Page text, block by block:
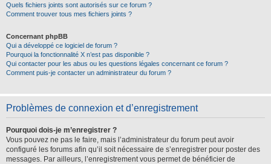
Quels fichiers joints sont autorisés sur ce forum ?
Comment trouver tous mes fichiers joints ?
Concernant phpBB
Qui a développé ce logiciel de forum ?
Pourquoi la fonctionnalité X n’est pas disponible ?
Qui contacter pour les abus ou les questions légales concernant ce forum ?
Comment puis-je contacter un administrateur du forum ?
Problèmes de connexion et d’enregistrement
Pourquoi dois-je m’enregistrer ?
Vous pouvez ne pas le faire, mais l’administrateur du forum peut avoir
configuré les forums afin qu’il soit nécessaire de s’enregistrer pour poster des
messages. Par ailleurs, l’enregistrement vous permet de bénéficier de